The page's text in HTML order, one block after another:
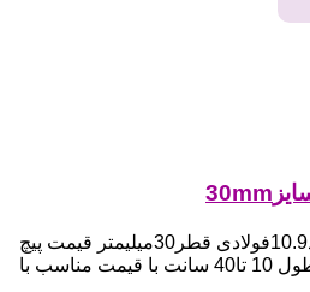
لیست قیمت پیچ خشکه گرید10.9فولادی قطر30میلیمتر قیمت پیچ